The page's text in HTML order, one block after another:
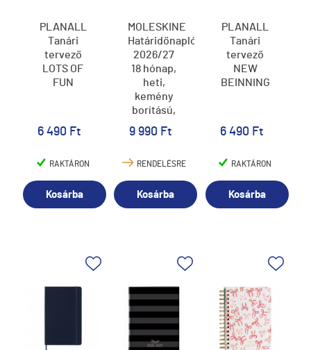
PLANALL
Tanári
tervező
LOTS OF
FUN
6 490 Ft
RAKTÁRON
Kosárba
MOLESKINE
Határidőnapló
2026/27
18 hónap,
heti,
kemény
borítású,
fekete (P)
9 990 Ft
RENDELÉSRE
Kosárba
PLANALL
Tanári
tervező
NEW
BEINNING
6 490 Ft
RAKTÁRON
Kosárba